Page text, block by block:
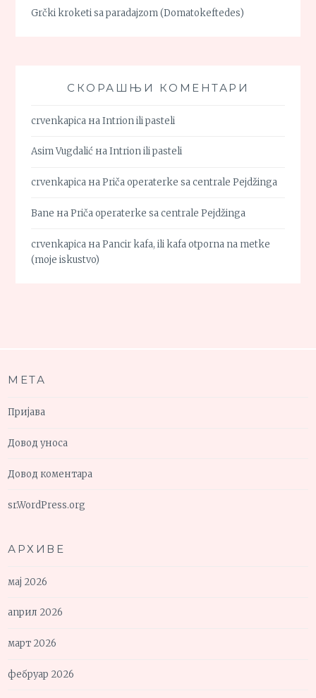
Grčki kroketi sa paradajzom (Domatokeftedes)
СКОРАШЊИ КОМЕНТАРИ
crvenkapica наIntrion ili pasteli
Asim Vugdalić наIntrion ili pasteli
crvenkapica наPriča operaterke sa centrale Pejdžinga
Bane наPriča operaterke sa centrale Pejdžinga
crvenkapica наPancir kafa, ili kafa otporna na metke
(moje iskustvo)
МЕТА
Пријава
Довод уноса
Довод коментара
sr.WordPress.org
АРХИВЕ
мај 2026
април 2026
март 2026
фебруар 2026